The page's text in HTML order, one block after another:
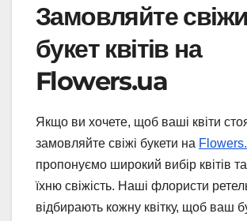
Замовляйте
букет квітів на
Flowers.ua
Якщо ви хочете, щоб ваші квіти
замовляйте свіжі букети на
пропонуємо широкий вибір квітів
їхню свіжість. Наші флористи
відбирають кожну квітку, щоб ваш